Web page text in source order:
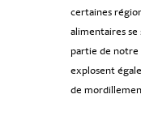
certaines
alimentaires se
partie de notre
explosent
de